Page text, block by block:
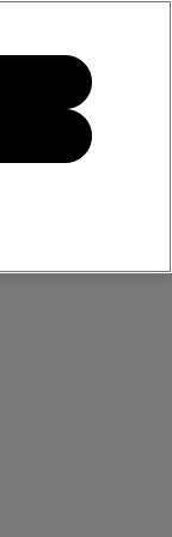
Aanmelden